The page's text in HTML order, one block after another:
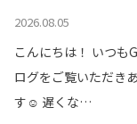
2026.08.05
こんにちは！ いつも
ログをご覧いただき
す☺ 遅くな…